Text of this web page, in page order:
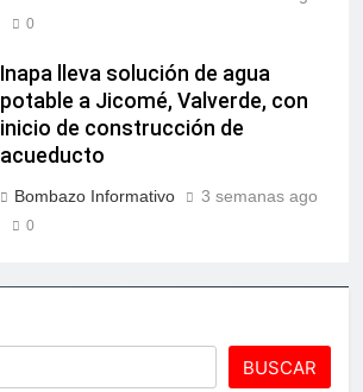
0
Inapa lleva solución de agua
potable a Jicomé, Valverde, con
inicio de construcción de
acueducto
Bombazo Informativo 3 semanas ago
0
BUSCAR